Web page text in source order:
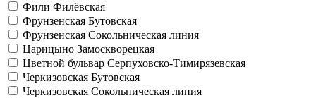
Фили Филёвская
Фрунзенская Бутовская
Фрунзенская Сокольническая линия
Царицыно Замоскворецкая
Цветной бульвар Серпуховско-Тимирязевская
Черкизовская Бутовская
Черкизовская Сокольническая линия